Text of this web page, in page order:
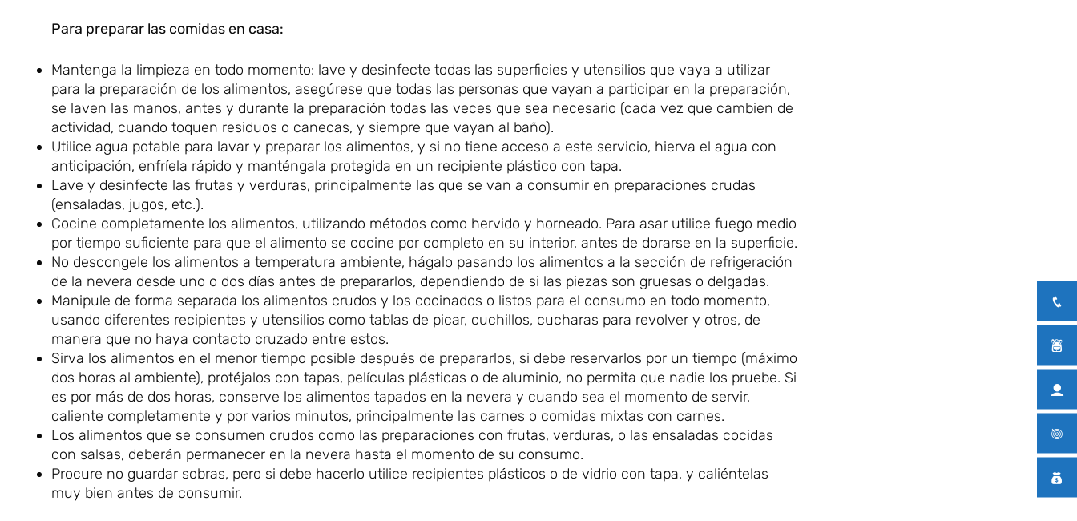
Para preparar las comidas en casa:
Mantenga la limpieza en todo momento: lave y desinfecte todas las superficies y utensilios que vaya a utilizar
para la preparación de los alimentos, asegúrese que todas las personas que vayan a participar en la preparación,
se laven las manos, antes y durante la preparación todas las veces que sea necesario (cada vez que cambien de
actividad, cuando toquen residuos o canecas, y siempre que vayan al baño).
Utilice agua potable para lavar y preparar los alimentos, y si no tiene acceso a este servicio, hierva el agua con
anticipación, enfríela rápido y manténgala protegida en un recipiente plástico con tapa.
Lave y desinfecte las frutas y verduras, principalmente las que se van a consumir en preparaciones crudas
(ensaladas, jugos, etc.).
Cocine completamente los alimentos, utilizando métodos como hervido y horneado. Para asar utilice fuego medio
por tiempo suficiente para que el alimento se cocine por completo en su interior, antes de dorarse en la superficie.
No descongele los alimentos a temperatura ambiente, hágalo pasando los alimentos a la sección de refrigeración
de la nevera desde uno o dos días antes de prepararlos, dependiendo de si las piezas son gruesas o delgadas.
Manipule de forma separada los alimentos crudos y los cocinados o listos para el consumo en todo momento,
usando diferentes recipientes y utensilios como tablas de picar, cuchillos, cucharas para revolver y otros, de
manera que no haya contacto cruzado entre estos.
Sirva los alimentos en el menor tiempo posible después de prepararlos, si debe reservarlos por un tiempo (máximo
dos horas al ambiente), protéjalos con tapas, películas plásticas o de aluminio, no permita que nadie los pruebe. Si
es por más de dos horas, conserve los alimentos tapados en la nevera y cuando sea el momento de servir,
caliente completamente y por varios minutos, principalmente las carnes o comidas mixtas con carnes.
Los alimentos que se consumen crudos como las preparaciones con frutas, verduras, o las ensaladas cocidas
con salsas, deberán permanecer en la nevera hasta el momento de su consumo.
Procure no guardar sobras, pero si debe hacerlo utilice recipientes plásticos o de vidrio con tapa, y caliéntelas
muy bien antes de consumir.